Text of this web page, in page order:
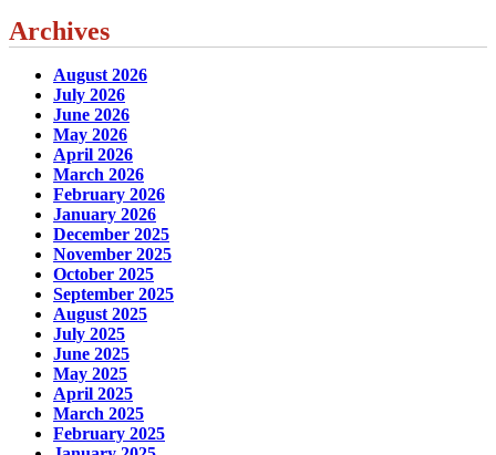
Archives
August 2026
July 2026
June 2026
May 2026
April 2026
March 2026
February 2026
January 2026
December 2025
November 2025
October 2025
September 2025
August 2025
July 2025
June 2025
May 2025
April 2025
March 2025
February 2025